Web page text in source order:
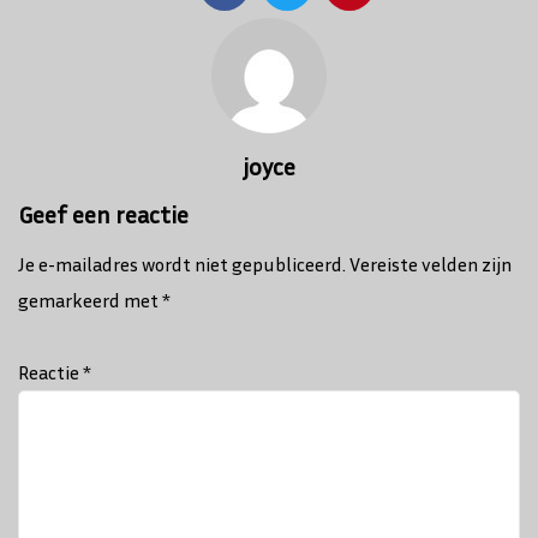
joyce
Geef een reactie
Je e-mailadres wordt niet gepubliceerd. Vereiste velden zijn
gemarkeerd met *
Reactie *